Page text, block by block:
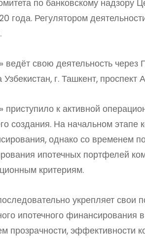
по банковскому надзору
года. Регулятором
ведёт свою деятельность
Узбекистан, г. Ташкент,
к активной
создания. На начальном
однако со временем
ипотечных портфелей
критериям.
укрепляет свои
ипотечного
прозрачности, эффективности